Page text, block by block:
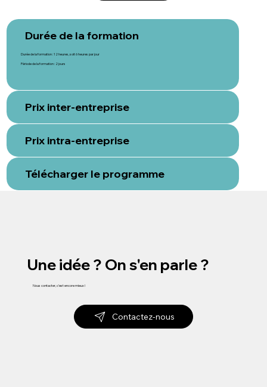
Durée de la formation
Durée de la formation : 12 heures, soit 6 heures par jour
Période de la formation : 2 jours
Prix inter-entreprise
Prix intra-entreprise
Télécharger le programme
Une idée ? On s'en parle ?
Nous contacter, c'est encore mieux !
Contactez-nous